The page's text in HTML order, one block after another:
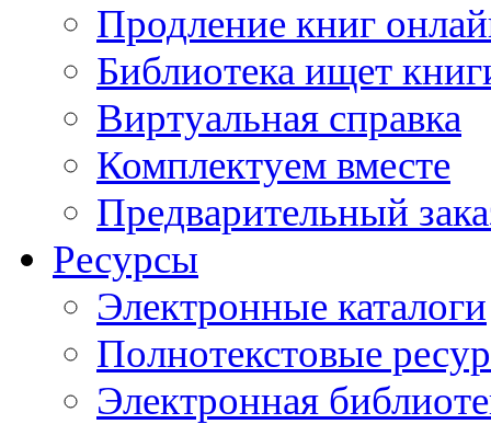
Продление книг
Библиотека ищет
Виртуальная справка
Комплектуем вместе
Предварительный
Ресурсы
Электронные каталоги
Полнотекстовые
Электронная